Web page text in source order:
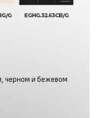
черном и бежевом